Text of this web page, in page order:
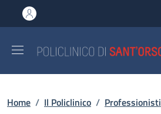
al contenuto principale
to footer content
Briciole di pane
Home / Il Policlinico / Professionisti